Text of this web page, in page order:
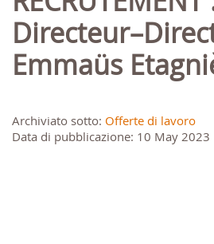
Emmaüs
Archiviato sotto: Offerte di lavoro
Data di pubblicazione: 10 May 2023